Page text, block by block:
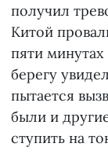
получил
Китой
пяти
берегу
пытается
были и
ступить на